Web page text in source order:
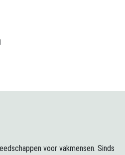
voor vakmensen. Sinds